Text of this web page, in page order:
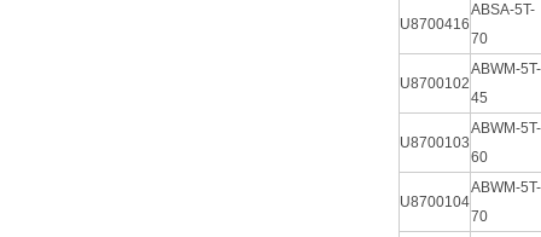
U8700416
ABSA-5T-
70
U8700102
ABWM-5T-
45
U8700103
ABWM-5T-
60
U8700104
ABWM-5T-
70